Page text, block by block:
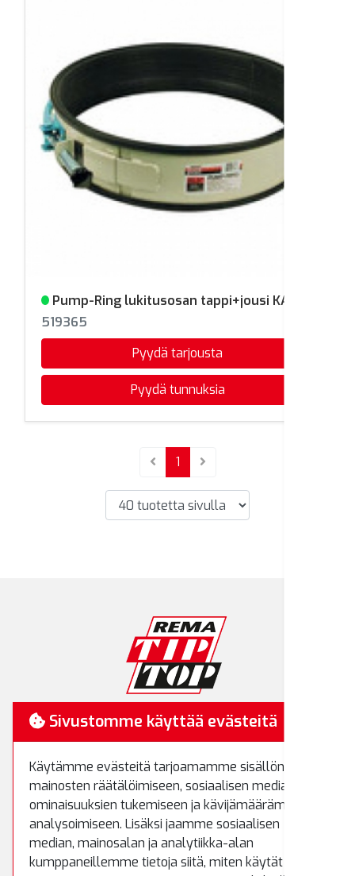
Varastossa
Pump-Ring lukitusosan tappi+jousi KA
519365
Pyydä tarjousta
Pyydä tunnuksia
1(current)
RemaTipTop
01510 Vantaa
Puh.(09) 8700 520
Fax.(09) 8700 522
rematiptop@rematiptop.fi
Sivustomme käyttää evästeitä
Käytämme evästeitä tarjoamamme sisällön ja
mainosten räätälöimiseen, sosiaalisen median
ominaisuuksien tukemiseen ja kävijämäärämme
analysoimiseen. Lisäksi jaamme sosiaalisen
median, mainosalan ja analytiikka-alan
kumppaneillemme tietoja siitä, miten käytät